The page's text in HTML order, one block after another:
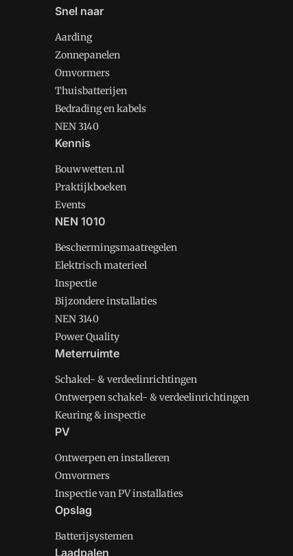
Snel naar
Aarding
Zonnepanelen
Omvormers
Thuisbatterijen
Bedrading en kabels
NEN 3140
Kennis
Bouwwetten.nl
Praktijkboeken
Events
NEN 1010
Beschermingsmaatregelen
Elektrisch materieel
Inspectie
Bijzondere installaties
NEN 3140
Power Quality
Meterruimte
Schakel- & verdeelinrichtingen
Ontwerpen schakel- & verdeelinrichtingen
Keuring & inspectie
PV
Ontwerpen en installeren
Omvormers
Inspectie van PV installaties
Opslag
Batterijsystemen
Laadpalen